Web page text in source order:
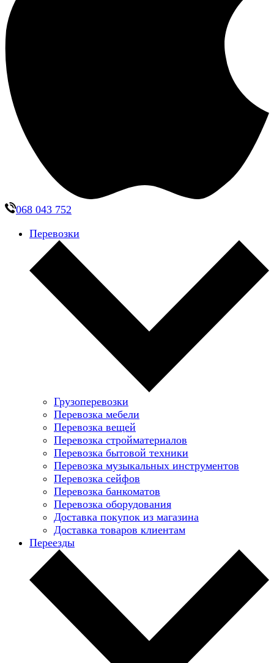
068 043 752
Перевозки
Грузоперевозки
Перевозка мебели
Перевозка вещей
Перевозка стройматериалов
Перевозка бытовой техники
Перевозка музыкальных инструментов
Перевозка сейфов
Перевозка банкоматов
Перевозка оборудования
Доставка покупок из магазина
Доставка товаров клиентам
Переезды